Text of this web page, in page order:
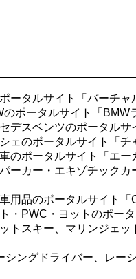
ータルサイト「バーチャ
ポータルサイト「BMW
デスベンツのポータル
ェのポータルサイト「チ
のポータルサイト「エー
ーカー・エキゾチック
用品のポータルサイト「
・PWC・ヨットのポー
トスキー、マリンジェ
シングドライバー、レー